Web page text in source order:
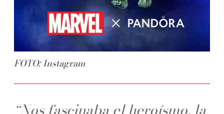
FOTO: Instagram